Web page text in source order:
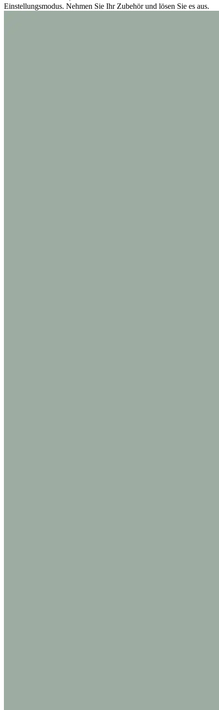
Einstellungsmodus. Nehmen Sie Ihr Zubehör und lösen Sie es aus.